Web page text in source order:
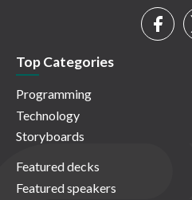
Top Categories
Programming
Technology
Storyboards
Featured decks
Featured speakers